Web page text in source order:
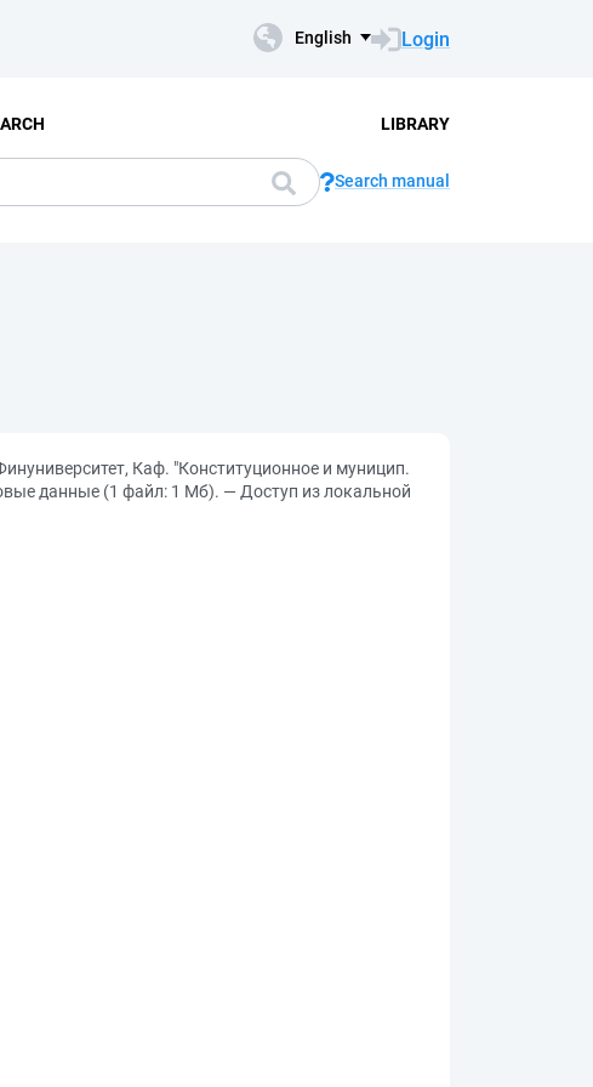
English Login
LIBRARY
Search manual
Каф. "Конституционное и муницип.
данные (1 файл: 1 Мб). — Доступ из локальной